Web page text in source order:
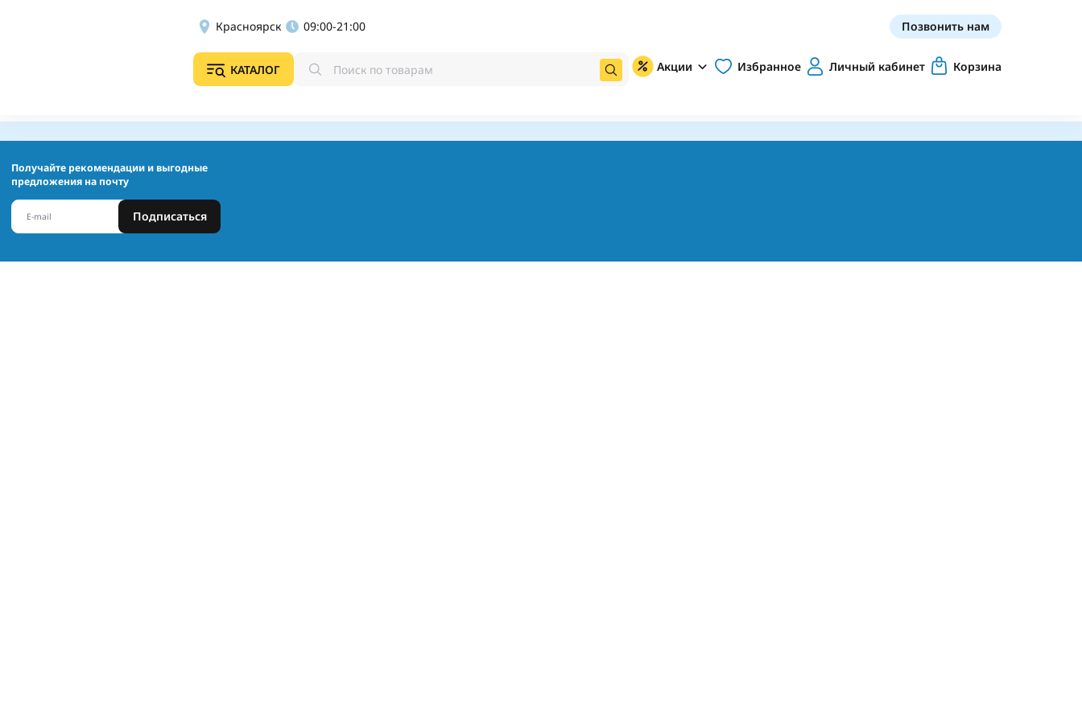
Красноярск 09:00-21:00 Позвонить нам
КАТАЛОГ Акции Избранное Личный кабинет Корзина
Получайте рекомендации и выгодные
предложения на почту
Подписаться